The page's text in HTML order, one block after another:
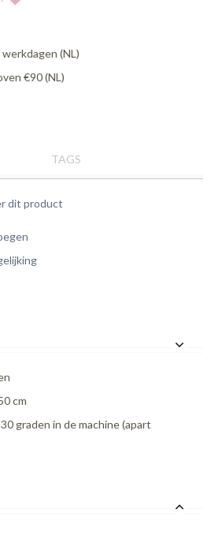
(NL)
€90 (NL)
TAGS
dit product
cm
graden in de machine (apart